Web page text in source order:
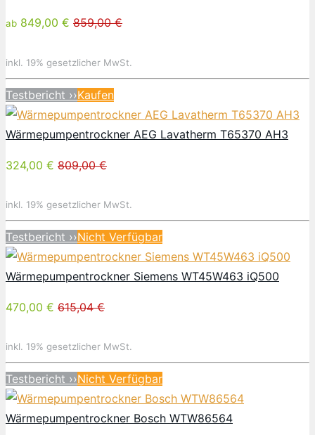
ab 849,00 € 859,00 €
inkl. 19% gesetzlicher MwSt.
Testbericht ››Kaufen
Wärmepumpentrockner AEG Lavatherm T65370 AH3
324,00 € 809,00 €
inkl. 19% gesetzlicher MwSt.
Testbericht ››Nicht Verfügbar
Wärmepumpentrockner Siemens WT45W463 iQ500
470,00 € 615,04 €
inkl. 19% gesetzlicher MwSt.
Testbericht ››Nicht Verfügbar
Wärmepumpentrockner Bosch WTW86564